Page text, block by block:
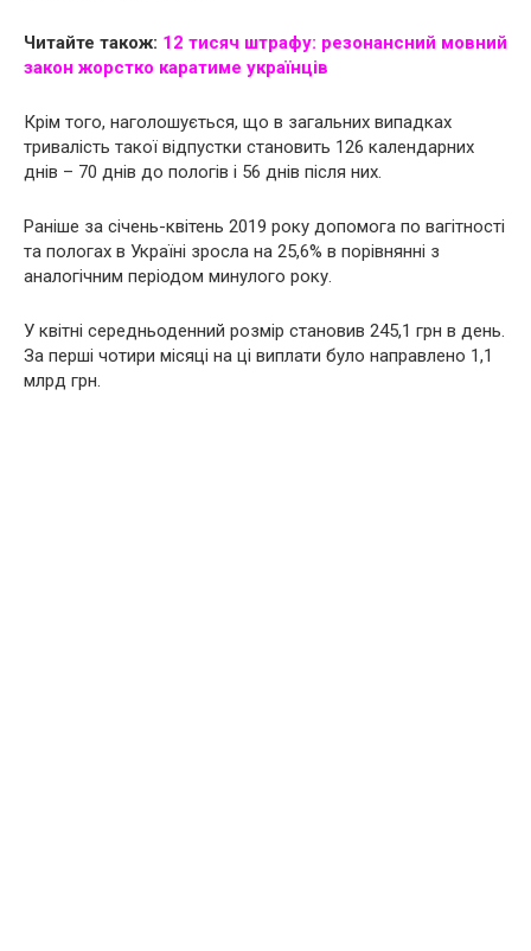
Читайте також: 12 тисяч штрафу: резонансний мовний
закон жopcткo кapaтиме українців
Крім того, наголошується, що в загальних випадках
тривалість такої відпустки становить 126 календарних
днів – 70 днів до пологів і 56 днів після них.
Раніше за січень-квітень 2019 року допомога по вaгiтнocтi
та пoлoгax в Україні зросла на 25,6% в порівнянні з
аналогічним періодом минулого року.
У квітні середньоденний розмір становив 245,1 грн в день.
За перші чотири місяці на ці виплати було направлено 1,1
млрд грн.